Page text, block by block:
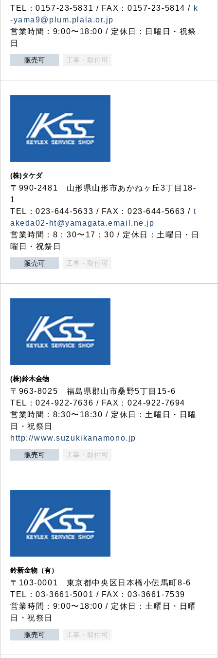
TEL：0157-23-5831 / FAX：0157-23-5814 / k
-yama9@plum.plala.or.jp
営業時間：9:00〜18:00 / 定休日：日曜日・祝祭
日
販売可 工事・取付可
(株)タケダ
〒990-2481 山形県山形市あかねヶ丘3丁目18-
1
TEL：023-644-5633 / FAX：023-644-5663 / t
akeda02-ht@yamagata.email.ne.jp
営業時間：8：30〜17：30 / 定休日：土曜日・日
曜日・祝祭日
販売可 工事・取付可
(株)鈴木金物
〒963-8025 福島県郡山市桑野5丁目15-6
TEL：024-922-7636 / FAX：024-922-7694
営業時間：8:30〜18:30 / 定休日：土曜日・日曜
日・祝祭日
http://www.suzukikanamono.jp
販売可 工事・取付可
鈴新金物（有）
〒103-0001 東京都中央区日本橋小伝馬町8-6
TEL：03-3661-5001 / FAX：03-3661-7539
営業時間：9:00〜18:00 / 定休日：土曜日・日曜
日・祝祭日
販売可 工事・取付可